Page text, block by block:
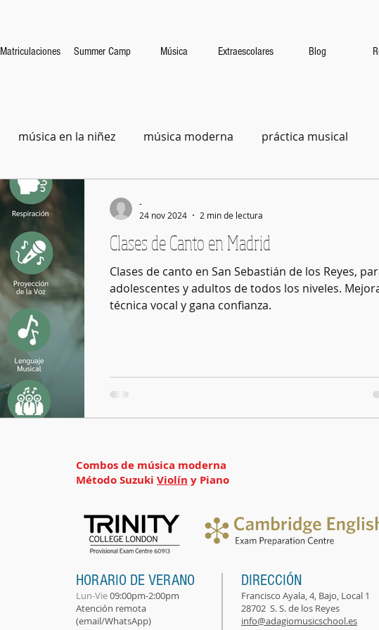
Matriculaciones Summer Camp Música Extraescolares Blog
música en la niñez música moderna práctica musical
Clases de Canto en Madrid
Clases de canto en San Sebastián de los Reyes,
adolescentes y adultos de todos los niveles.
técnica vocal y gana confianza.
-
24 nov 2024
2 min de lectura
Combos de música moderna
Método Suzuki Violín y Piano
HORARIO DE VERANO
Lun-Vie09:00pm-2:00pm
Atención remota
(email/WhatsApp)
DIRECCIÓN
Francisco Ayala, 4, Bajo, Local 1
28702 S. S. de los Reyes
info@adagiomusicschool.es